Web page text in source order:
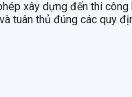
xây dựng đến thi
tuân thủ đúng các quy